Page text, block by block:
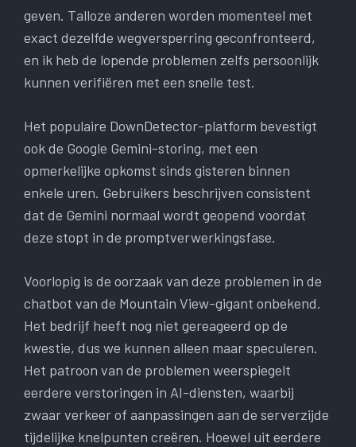
geven. Talloze anderen worden momenteel met
exact dezelfde wegversperring geconfronteerd,
en ik heb de lopende problemen zelfs persoonlijk
kunnen verifiëren met een snelle test.
Het populaire DownDetector-platform bevestigt
ook de Google Gemini-storing, met een
opmerkelijke opkomst sinds gisteren binnen
enkele uren. Gebruikers beschrijven consistent
dat de Gemini normaal wordt geopend voordat
deze stopt in de promptverwerkingsfase.
Voorlopig is de oorzaak van deze problemen in de
chatbot van de Mountain View-gigant onbekend.
Het bedrijf heeft nog niet gereageerd op de
kwestie, dus we kunnen alleen maar speculeren.
Het patroon van de problemen weerspiegelt
eerdere verstoringen in AI-diensten, waarbij
zwaar verkeer of aanpassingen aan de serverzijde
tijdelijke knelpunten creëren. Hoewel uit eerdere